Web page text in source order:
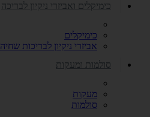
כימיקלים ואביזרי ניקיון לבריכה
כימיקלים
אביזרי ניקיון לבריכות שחיה
סולמות ומעקות
מעקות
סולמות